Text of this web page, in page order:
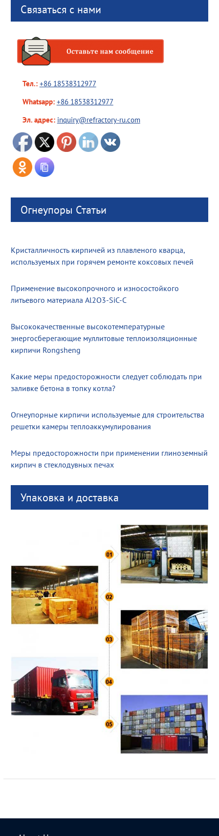
Связаться с нами
Тел.: +86 18538312977
Whatsapp: +86 18538312977
Эл. адрес: inquiry@refractory-ru.com
Огнеупоры Статьи
Кристалличность кирпичей из плавленого кварца,
используемых при горячем ремонте коксовых печей
Применение высокопрочного и износостойкого
литьевого материала Al2O3-SiC-C
Высококачественные высокотемпературные
энергосберегающие муллитовые теплоизоляционные
кирпичи Rongsheng
Какие меры предосторожности следует соблюдать при
заливке бетона в топку котла?
Огнеупорные кирпичи используемые для строительства
решетки камеры теплоаккумулирования
Меры предосторожности при применении глиноземный
кирпич в стеклодувных печах
Упаковка и доставка